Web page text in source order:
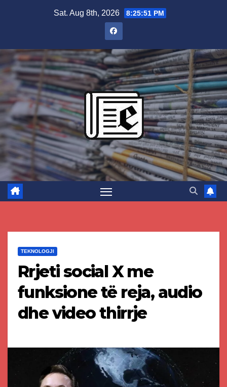
Sat. Aug 8th, 2026 8:25:52 PM
TEKNOLOGJI
Rrjeti social X me
funksione të reja, audio
dhe video thirrje